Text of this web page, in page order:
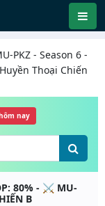
PKZ - Season 6 -
Thoại Chiến
nay
80% - ⚔️ MU-
B